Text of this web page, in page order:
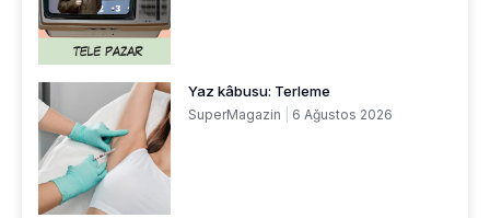
Yaz kâbusu: Terleme
SuperMagazin 6 Ağustos 2026